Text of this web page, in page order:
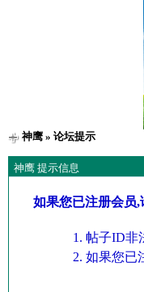
神鹰» 论坛提示
神鹰 提示信息
如果您已注册会员
帖子ID非
如果您已